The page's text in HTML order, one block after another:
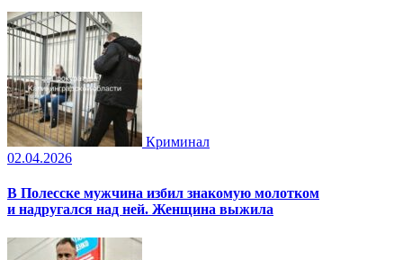
Криминал
02.04.2026
В Полесске мужчина избил знакомую молотком
и надругался над ней. Женщина выжила